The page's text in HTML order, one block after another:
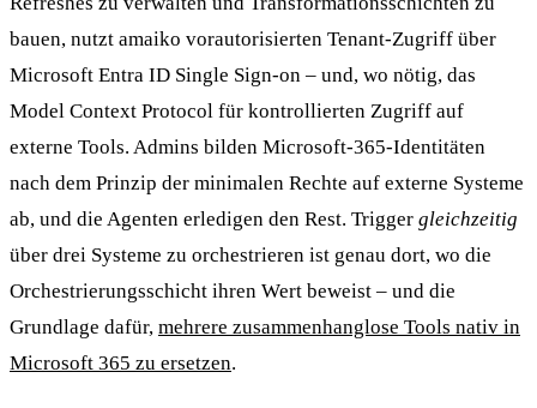
bauen, nutzt amaiko vorautorisierten Tenant-Zugriff über
Microsoft Entra ID Single Sign-on – und, wo nötig, das
Model Context Protocol für kontrollierten Zugriff auf
externe Tools. Admins bilden Microsoft-365-Identitäten
nach dem Prinzip der minimalen Rechte auf externe Systeme
ab, und die Agenten erledigen den Rest. Trigger gleichzeitig
über drei Systeme zu orchestrieren ist genau dort, wo die
Orchestrierungsschicht ihren Wert beweist – und die
Grundlage dafür, mehrere zusammenhanglose Tools nativ in
Microsoft 365 zu ersetzen.